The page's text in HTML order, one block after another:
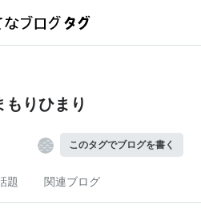
もりひまり
このタグでブログを書く
題 関連ブログ